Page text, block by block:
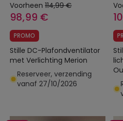
Voorheen 114,99 €
98,99 €
PROMO
Stille DC-Plafondventilator
met Verlichting Merion
Reserveer, verzending
vanaf 27/10/2026